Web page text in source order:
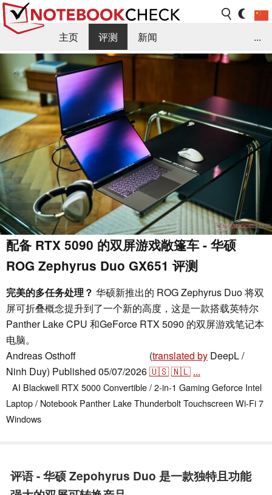
主页 评测
新闻
FAQ / 小提示/ 技术参数
...
配备 RTX 5090 的双屏游戏敞篷车 - 华硕
ROG Zephyrus Duo GX651 评测
完美的多任务处理？ 华硕新推出的 ROG Zephyrus Duo 将双
屏可折叠概念提升到了一个新的高度，这是一款搭载英特尔
Panther Lake CPU 和GeForce RTX 5090 的双屏游戏笔记本
电脑。
Andreas Osthoff
(translated by DeepL /
Ninh Duy) Published 05/07/2026🇺🇸🇳🇱 ...
AI Blackwell RTX 5000Convertible / 2-in-1 Gaming Geforce Intel
Laptop / Notebook Panther LakeThunderboltTouchscreen Wi-Fi 7
Windows
评语 - 华硕 Zepohyrus Duo 是一款独特且功能